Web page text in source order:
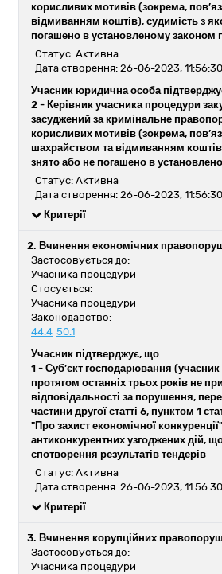
корисливих мотивів (зокрема,
відмиванням коштів), судимість з
погашено в установленому законом
Статус: Активна
Дата створення: 26-06-2023, 11:56:30
Учасник юридична особа
2 - Керівник учасника процедури
засуджений за кримінальне
корисливих мотивів (зокрема,
шахрайством та відмиванням
знято або не погашено в
Статус: Активна
Дата створення: 26-06-2023, 11:56:30
Критерії
2. Вчинення економічних
Застосовується до:
Учасника процедури
Стосується:
Учасника процедури
Законодавство:
44.4 50.1
Учасник підтверджує, що
1 - Суб’єкт господарювання (учасник
протягом останніх трьох років не
відповідальності за порушення,
частини другої статті 6, пунктом 1
"Про захист економічної
антиконкурентних узгоджених дій,
спотворення результатів тендерів
Статус: Активна
Дата створення: 26-06-2023, 11:56:30
Критерії
3. Вчинення корупційних
Застосовується до:
Учасника процедури